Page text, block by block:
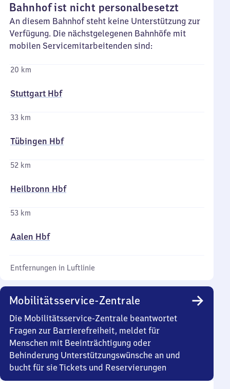
Bahnhof ist nicht personalbesetzt
An diesem Bahnhof steht keine Unterstützung zur
Verfügung. Die nächstgelegenen Bahnhöfe mit
mobilen Servicemitarbeitenden sind:
20 km
Stuttgart Hbf
33 km
Tübingen Hbf
52 km
Heilbronn Hbf
53 km
Aalen Hbf
Entfernungen in Luftlinie
Mobilitätsservice-Zentrale
Die Mobilitätsservice-Zentrale beantwortet
Fragen zur Barrierefreiheit, meldet für
Menschen mit Beeinträchtigung oder
Behinderung Unterstützungswünsche an und
bucht für sie Tickets und Reservierungen